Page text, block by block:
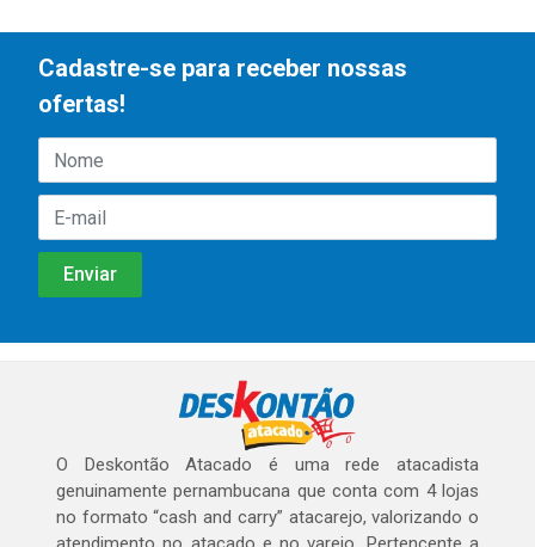
Cadastre-se para receber nossas
ofertas!
O Deskontão Atacado é uma rede atacadista
genuinamente pernambucana que conta com 4 lojas
no formato “cash and carry” atacarejo, valorizando o